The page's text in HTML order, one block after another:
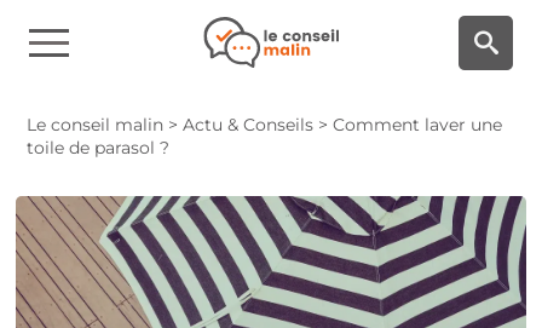
Le conseil malin >Actu & Conseils >Comment laver une
toile de parasol ?